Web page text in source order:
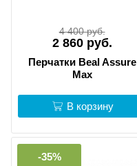
4 400 руб.
2 860 руб.
Перчатки Beal Assure
Max
В корзину
-35%